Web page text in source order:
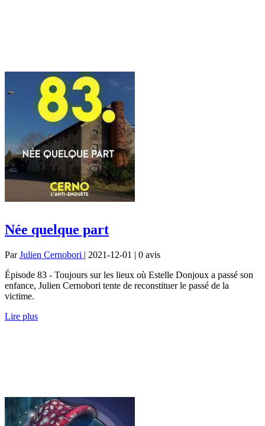
Née quelque part
ParJulien Cernobori | 2021-12-01 | 0 avis
Épisode 83 - Toujours sur les lieux où Estelle Donjoux a passé son
enfance, Julien Cernobori tente de reconstituer le passé de la
victime.
Lire plus